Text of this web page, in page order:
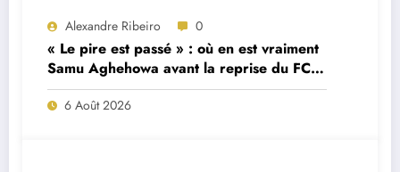
Alexandre Ribeiro 0
« Le pire est passé » : où en est vraiment
Samu Aghehowa avant la reprise du FC
Porto ?
6 Août 2026